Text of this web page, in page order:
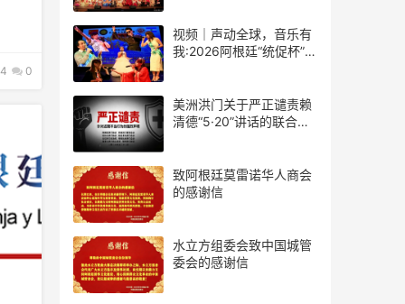
0
视频｜声动全球，音乐有
我:2026阿根廷“统促杯”水
美洲洪门关于严正谴责赖
清德“5·20”讲话的联合声
致阿根廷莫雷诺华人商会
的感谢信
水立方组委会致中国城管
委会的感谢信